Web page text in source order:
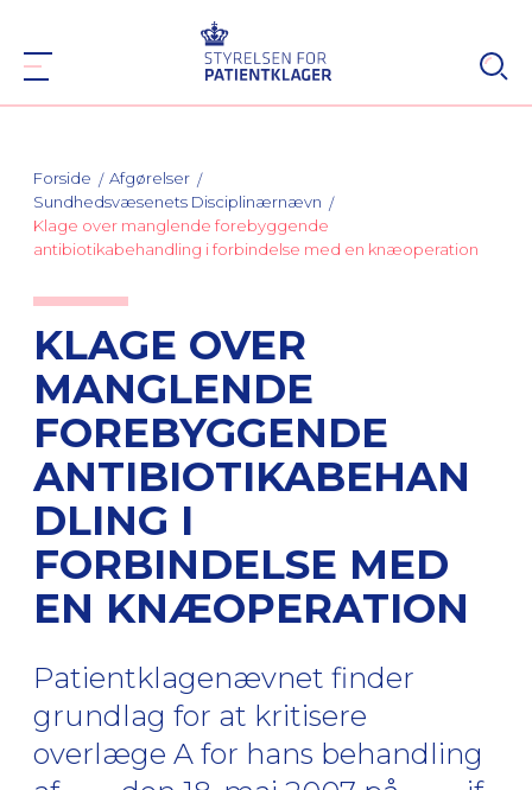
Forside
Afgørelser
Sundhedsvæsenets Disciplinærnævn
Klage over manglende forebyggende
antibiotikabehandling i forbindelse med en knæoperation
KLAGE OVER
MANGLENDE
FOREBYGGENDE
ANTIBIOTIKABEHAN
DLING I
FORBINDELSE MED
EN KNÆOPERATION
Patientklagenævnet finder
grundlag for at kritisere
overlæge A for hans behandling